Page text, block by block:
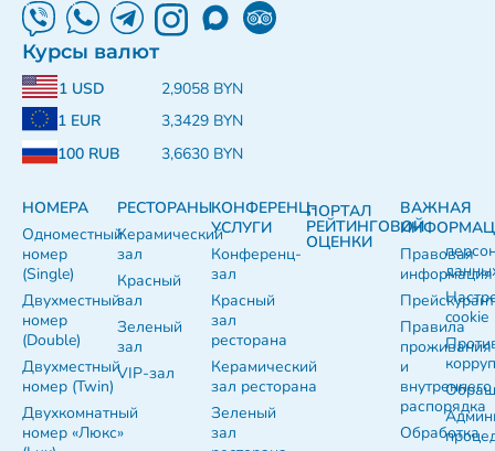
Курсы валют
1 USD
2,9058 BYN
1 EUR
3,3429 BYN
100 RUB
3,6630 BYN
НОМЕРА
Одноместный
номер
(Single)
Двухместный
номер
(Double)
Двухместный
номер (Twin)
Двухкомнатный
номер «Люкс»
РЕСТОРАНЫ
Керамический
зал
Красный
зал
Зеленый
зал
VIP-зал
КОНФЕРЕНЦ-
УСЛУГИ
Конференц-
зал
Красный
зал
ресторана
Керамический
зал ресторана
Зеленый
зал
ПОРТАЛ
РЕЙТИНГОВОЙ
ОЦЕНКИ
ВАЖНАЯ
Правовая
информация
Прейскурант
Правила
проживания
и
внутреннего
распорядка
Обработка
cookie